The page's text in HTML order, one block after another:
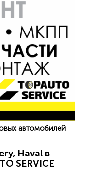
автомобилей
Haval в
SERVICE